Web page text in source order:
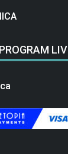
PROGRAM